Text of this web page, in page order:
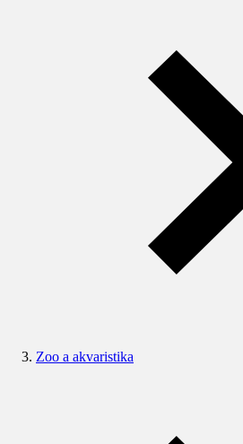
Zoo a akvaristika